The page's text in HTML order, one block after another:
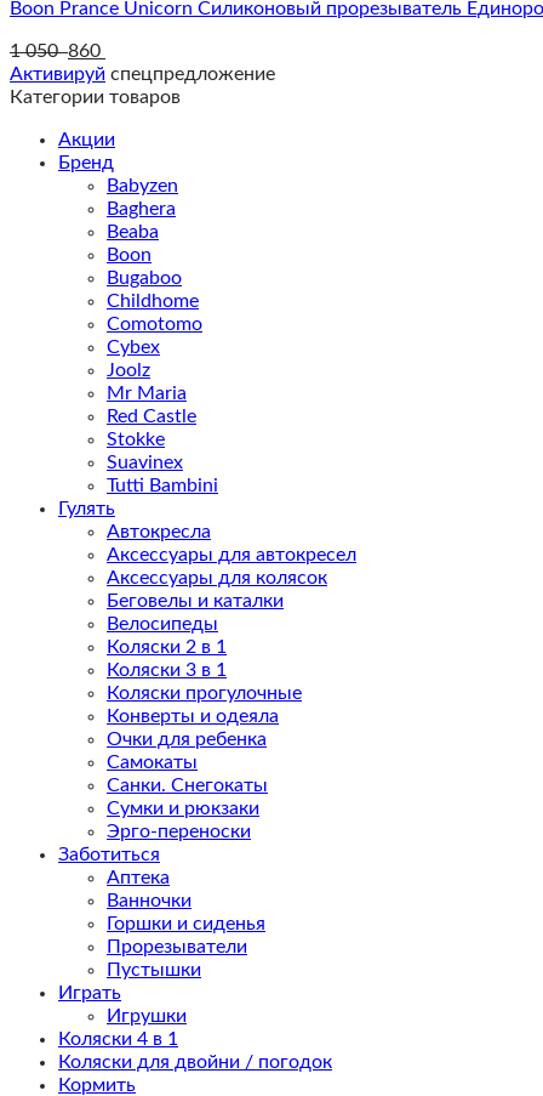
Boon Prance Unicorn Cиликоновый прорезыватель
1 050 860
Активируй спецпредложение
Категории товаров
Акции
Бренд
Babyzen
Baghera
Beaba
Boon
Bugaboo
Childhome
Comotomo
Cybex
Joolz
Mr Maria
Red Castle
Stokke
Suavinex
Tutti Bambini
Гулять
Автокресла
Аксессуары для автокресел
Аксессуары для колясок
Беговелы и каталки
Велосипеды
Коляски 2 в 1
Коляски 3 в 1
Коляски прогулочные
Конверты и одеяла
Очки для ребенка
Самокаты
Санки. Снегокаты
Сумки и рюкзаки
Эрго-переноски
Заботиться
Аптека
Ванночки
Горшки и сиденья
Прорезыватели
Пустышки
Играть
Игрушки
Коляски 4 в 1
Коляски для двойни / погодок
Кормить